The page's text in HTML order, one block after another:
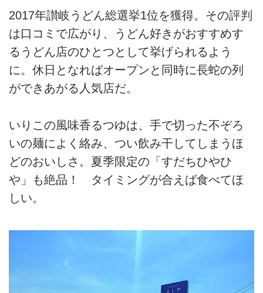
2017年讃岐うどん総選挙1位を獲得。その評判
は口コミで広がり、うどん好きがおすすめす
るうどん店のひとつとして挙げられるよう
に。休日となればオープンと同時に長蛇の列
ができあがる人気店だ。
いりこの風味香るつゆは、手で切った不ぞろ
いの麺によく絡み、つい飲み干してしまうほ
どのおいしさ。夏季限定の「すだちひやひ
や」も絶品！ タイミングが合えば食べてほ
しい。